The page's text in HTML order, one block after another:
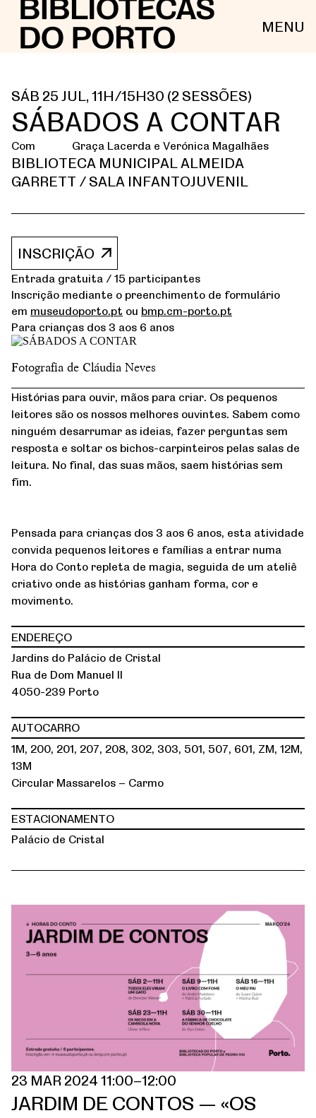
MENU
SÁB 25 JUL, 11H/15H30 (2 SESSÕES)
SÁBADOS A CONTAR
Com Graça Lacerda e Verónica Magalhães
BIBLIOTECA MUNICIPAL ALMEIDA
GARRETT / SALA INFANTOJUVENIL
INSCRIÇÃO
Entrada gratuita / 15 participantes
Inscrição mediante o preenchimento de formulário
em museudoporto.pt ou bmp.cm-porto.pt
Para crianças dos 3 aos 6 anos
Fotografia de Cláudia Neves
Histórias para ouvir, mãos para criar. Os pequenos
leitores são os nossos melhores ouvintes. Sabem como
ninguém desarrumar as ideias, fazer perguntas sem
resposta e soltar os bichos-carpinteiros pelas salas de
leitura. No final, das suas mãos, saem histórias sem
fim.
Pensada para crianças dos 3 aos 6 anos, esta atividade
convida pequenos leitores e famílias a entrar numa
Hora do Conto repleta de magia, seguida de um ateliê
criativo onde as histórias ganham forma, cor e
movimento.
ENDEREÇO
Jardins do Palácio de Cristal
Rua de Dom Manuel II
4050-239 Porto
AUTOCARRO
1M, 200, 201, 207, 208, 302, 303, 501, 507, 601, ZM, 12M,
13M
Circular Massarelos – Carmo
ESTACIONAMENTO
Palácio de Cristal
23 MAR 2024 11:00–12:00
JARDIM DE CONTOS — «OS